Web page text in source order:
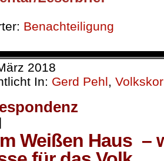
Benachteiligung
2018
In: Gerd Pehl,
Weißen Haus –